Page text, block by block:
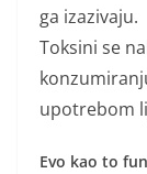
ga izazivaju.
Toksini se
upotrebom
Evo kao to